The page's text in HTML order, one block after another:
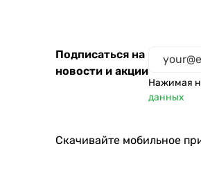
Подписаться на
новости и акции
Нажимая
данных
Скачивайте мобильное